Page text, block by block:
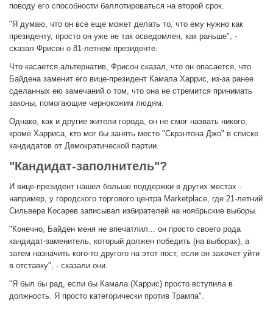
поводу его способности баллотироваться на второй срок.
"Я думаю, что он все еще может делать то, что ему нужно как
президенту, просто он уже не так осведомлен, как раньше", -
сказал Фрисон о 81-летнем президенте.
Что касается альтернатив, Фрисон сказал, что он опасается, что
Байдена заменит его вице-президент Камала Харрис, из-за ранее
сделанных ею замечаний о том, что она не стремится принимать
законы, помогающие чернокожим людям.
Однако, как и другие жители города, он не смог назвать никого,
кроме Харриса, кто мог бы занять место "Скрэнтона Джо" в списке
кандидатов от Демократической партии.
"Кандидат-заполнитель"?
И вице-президент нашел больше поддержки в других местах -
например, у городского торгового центра Marketplace, где 21-летний
Сильвера Косарев записывал избирателей на ноябрьские выборы.
"Конечно, Байден меня не впечатлил... он просто своего рода
кандидат-заменитель, который должен победить (на выборах), а
затем назначить кого-то другого на этот пост, если он захочет уйти
в отставку", - сказали они.
"Я был бы рад, если бы Камала (Харрис) просто вступила в
должность. Я просто категорически против Трампа".